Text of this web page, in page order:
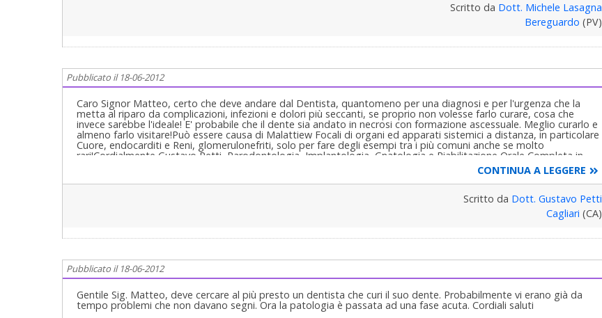
Scritto da Dott. Michele Lasagna
Bereguardo (PV)
Pubblicato il 18-06-2012
Caro Signor Matteo, certo che deve andare dal Dentista, quantomeno per una diagnosi e per l'urgenza che la
metta al riparo da complicazioni, infezioni e dolori più seccanti, se proprio non volesse farlo curare, cosa che
invece sarebbe l'ideale! E' probabile che il dente sia andato in necrosi con formazione ascessuale. Meglio curarlo e
almeno farlo visitare!Può essere causa di Malattiew Focali di organi ed apparati sistemici a distanza, in particolare
Cuore, endocarditi e Reni, glomerulonefriti, solo per fare degli esempi tra i più comuni anche se molto
rari!Cordialmente Gustavo Petti, Parodontologia, Implantologia, Gnatologia e Riabilitazione Orale Completa in
CONTINUA A LEGGERE
Scritto da Dott. Gustavo Petti
Cagliari (CA)
Pubblicato il 18-06-2012
Gentile Sig. Matteo, deve cercare al più presto un dentista che curi il suo dente. Probabilmente vi erano già da
tempo problemi che non davano segni. Ora la patologia è passata ad una fase acuta. Cordiali saluti